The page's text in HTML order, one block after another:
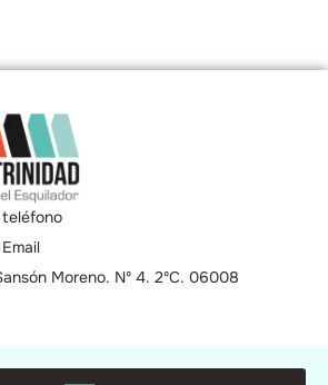
Moreno. Nº 4. 2ºC. 06008